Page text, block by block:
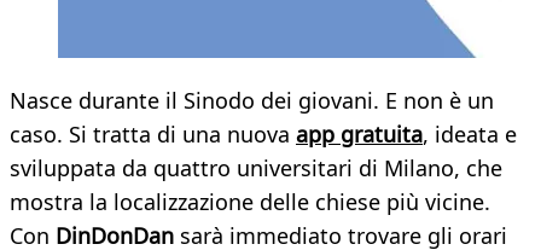
Nasce durante il Sinodo dei giovani. E non è un
caso. Si tratta di una nuova app gratuita, ideata e
sviluppata da quattro universitari di Milano, che
mostra la localizzazione delle chiese più vicine.
Con DinDonDan sarà immediato trovare gli orari